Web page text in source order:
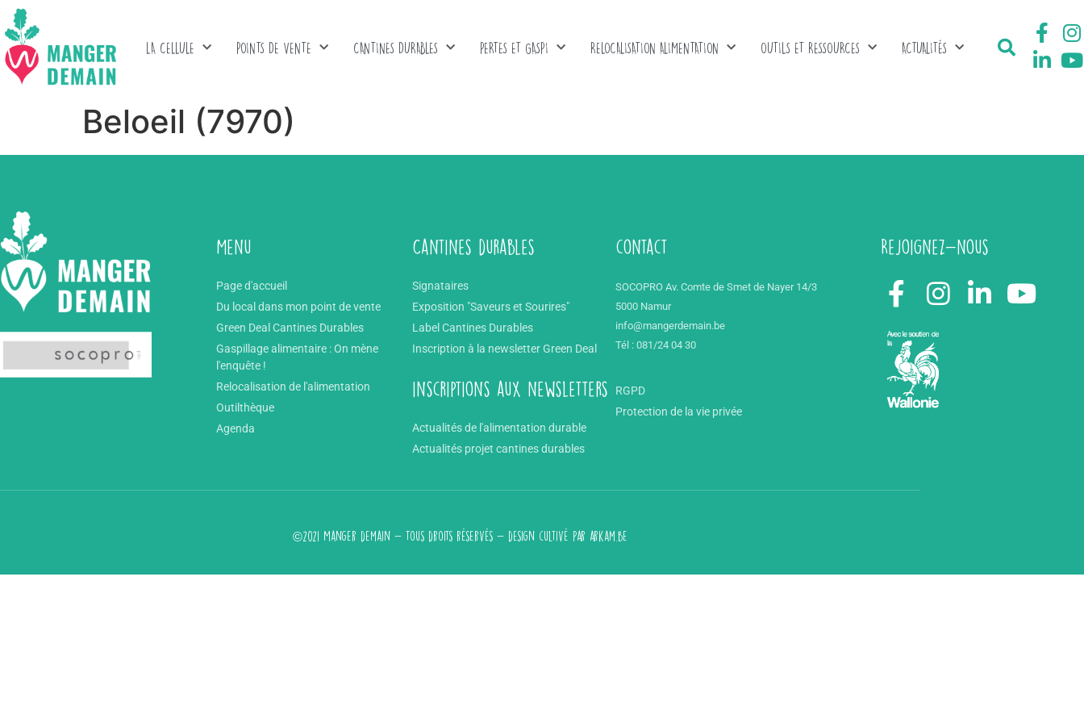
LA CELLULE POINTS DE VENTE CANTINES DURABLES PERTES ET GASPI RELOCALISATION ALIMENTATION OUTILS ET RESSOURCES ACTUALITÉS
Beloeil (7970)
Menu
Page d'accueil
Du local dans mon point de vente
Green Deal Cantines Durables
Gaspillage alimentaire : On mène
l'enquête !
Relocalisation de l'alimentation
Outilthèque
Agenda
Cantines durables
Signataires
Exposition "Saveurs et Sourires"
Label Cantines Durables
Inscription à la newsletter Green Deal
inscriptions aux newsletters
Actualités de l'alimentation durable
Actualités projet cantines durables
contact
SOCOPRO Av. Comte de Smet de Nayer 14/3
5000 Namur
info@mangerdemain.be
Tél : 081/24 04 30
RGPD
Protection de la vie privée
Rejoignez-nous
©2021 Manger demain - Tous droits réservés - design cultivé par arkam.be